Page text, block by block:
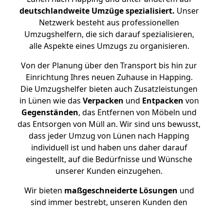
deutschlandweite Umzüge spezialisiert. Unser
Netzwerk besteht aus professionellen
Umzugshelfern, die sich darauf spezialisieren,
alle Aspekte eines Umzugs zu organisieren.
Von der Planung über den Transport bis hin zur
Einrichtung Ihres neuen Zuhause in Happing.
Die Umzugshelfer bieten auch Zusatzleistungen
in Lünen wie das Verpacken und Entpacken von
Gegenständen, das Entfernen von Möbeln und
das Entsorgen von Müll an. Wir sind uns bewusst,
dass jeder Umzug von Lünen nach Happing
individuell ist und haben uns daher darauf
eingestellt, auf die Bedürfnisse und Wünsche
unserer Kunden einzugehen.
Wir bieten maßgeschneiderte Lösungen und
sind immer bestrebt, unseren Kunden den